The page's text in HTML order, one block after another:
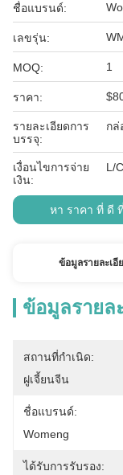
ชื่อแบรนด์:
เลขรุ่น:
MOQ: 1
ราคา:
รายละเอียดการ
บรรจุ:
กล่
เงื่อนไขการจ่าย
เงิน:
L/
หา ราคา ที่ ดี
ข้อมูลรายละเอี
ข้อมูลรายล
สถานที่กำเนิด:
ฝูเจี้ยนจีน
ชื่อแบรนด์:
Womeng
ได้รับการรับรอง: